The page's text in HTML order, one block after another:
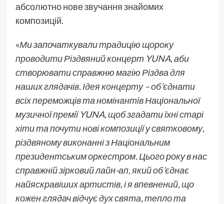
абсолютно нове звучання знайомих
композицій.
«Ми започаткували традицію щороку
проводити Різдвяний концерт YUNA, аби
створювати справжню магію Різдва для
наших глядачів. Ідея концерту – об’єднати
всіх переможців та номінантів Національної
музичної премії YUNA, щоб згадати їхні старі
хіти та почути нові композиції у святковому,
різдвяному виконанні з Національним
президентським оркестром. Цього року в нас
справжній зірковий лайн-ап, який об’єднає
найяскравіших артистів, і я впевнений, що
кожен глядач відчує дух свята, тепло та